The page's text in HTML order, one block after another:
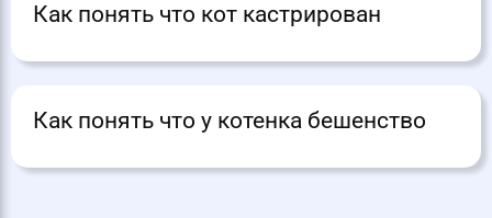
Как понять что кот кастрирован
Как понять что у котенка бешенство